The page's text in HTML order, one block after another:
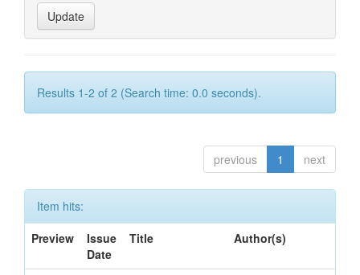
Results 1-2 of 2 (Search time: 0.0 seconds).
previous 1 next
Item hits:
Preview
Issue
Date
Title Author(s)